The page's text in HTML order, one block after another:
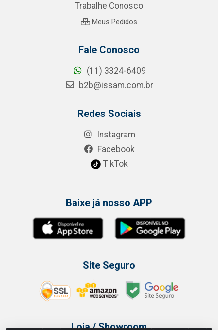
Trabalhe Conosco
Meus Pedidos
Fale Conosco
(11) 3324-6409
b2b@issam.com.br
Redes Sociais
Instagram
Facebook
TikTok
Baixe já nosso APP
Site Seguro
Loja / Showroom